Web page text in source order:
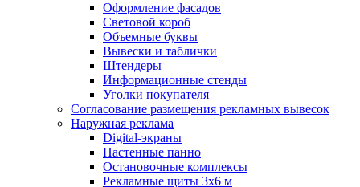
Оформление фасадов
Световой короб
Объемные буквы
Вывески и таблички
Штендеры
Информационные стенды
Уголки покупателя
Согласование размещения рекламных вывесок
Наружная реклама
Digital-экраны
Настенные панно
Остановочные комплексы
Рекламные щиты 3х6 м